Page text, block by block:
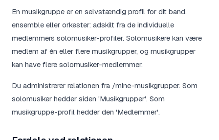
En musikgruppe er en selvstændig profil for dit band,
ensemble eller orkester: adskilt fra de individuelle
medlemmers solomusiker-profiler. Solomusikere kan være
medlem af én eller flere musikgrupper, og musikgrupper
kan have flere solomusiker-medlemmer.
Du administrerer relationen fra /mine-musikgrupper. Som
solomusiker hedder siden 'Musikgrupper'. Som
musikgruppe-profil hedder den 'Medlemmer'.